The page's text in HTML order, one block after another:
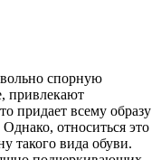
спорную
привлекают
придает всему образу
относиться это
такого вида обуви.